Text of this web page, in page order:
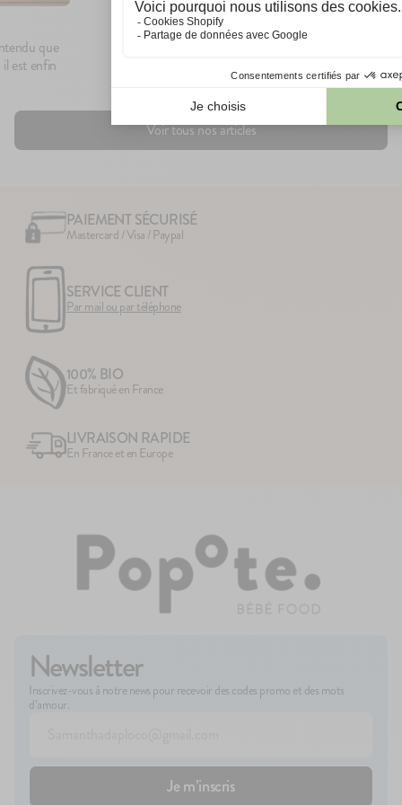
que
est enfin
Voir tous nos articles
PAIEMENT SÉCURISÉ
Mastercard / Visa / Paypal
SERVICE CLIENT
Par mail ou par téléphone
100% BIO
Et fabriqué en France
LIVRAISON RAPIDE
En France et en Europe
Newsletter
Inscrivez-vous à notre news pour recevoir des codes promo et des mots
d’amour.
Comme toujours, n'utilisez pas une gourde
aspect inhabituel (emballage abîmé,